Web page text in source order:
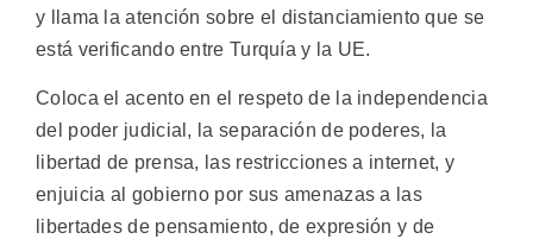
y llama la atención sobre el distanciamiento que se
está verificando entre Turquía y la UE.
Coloca el acento en el respeto de la independencia
del poder judicial, la separación de poderes, la
libertad de prensa, las restricciones a internet, y
enjuicia al gobierno por sus amenazas a las
libertades de pensamiento, de expresión y de